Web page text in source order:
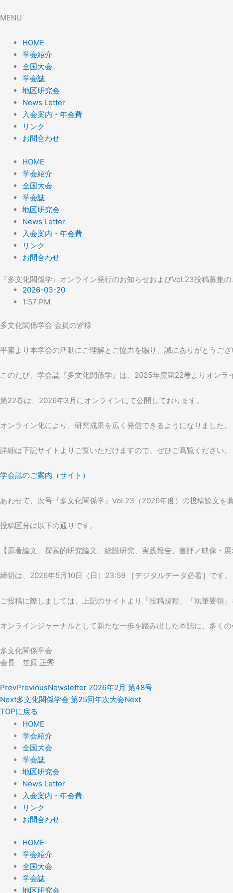
MENU
HOME
学会紹介
全国大会
学会誌
地区研究会
News Letter
入会案内・年会費
リンク
お問合わせ
HOME
学会紹介
全国大会
学会誌
地区研究会
News Letter
入会案内・年会費
リンク
お問合わせ
『多文化関係学』オンライン発行のお知らせおよびVol.23投稿募集
2026-03-20
1:57 PM
多文化関係学会 会員の皆様
平素より本学会の活動にご理解とご協力を賜り、誠にありがとうござ
このたび、学会誌『多文化関係学』は、2025年度第22巻よりオンラ
第22巻は、2026年3月にオンラインにて公開しております。
オンライン化により、研究成果を広く発信できるようになりました。
詳細は下記サイトよりご覧いただけますので、ぜひご高覧ください。
学会誌のご案内（サイト）
あわせて、次号『多文化関係学』Vol.23（2026年度）の投稿論文を募
投稿区分は以下の通りです。
【原著論文、探索的研究論文、総説研究、実践報告、書評／映像・展
締切は、2026年5月10日（日）23:59 ［デジタルデータ必着］です。
ご投稿に際しましては、上記のサイトより「投稿規程」「執筆要領
オンラインジャーナルとして新たな一歩を踏み出した本誌に、多く
多文化関係学会
会長 笠原 正秀
PrevPreviousNewsletter 2026年2月 第48号
Next多文化関係学会 第25回年次大会Next
TOPに戻る
HOME
学会紹介
全国大会
学会誌
地区研究会
News Letter
入会案内・年会費
リンク
お問合わせ
HOME
学会紹介
全国大会
学会誌
地区研究会